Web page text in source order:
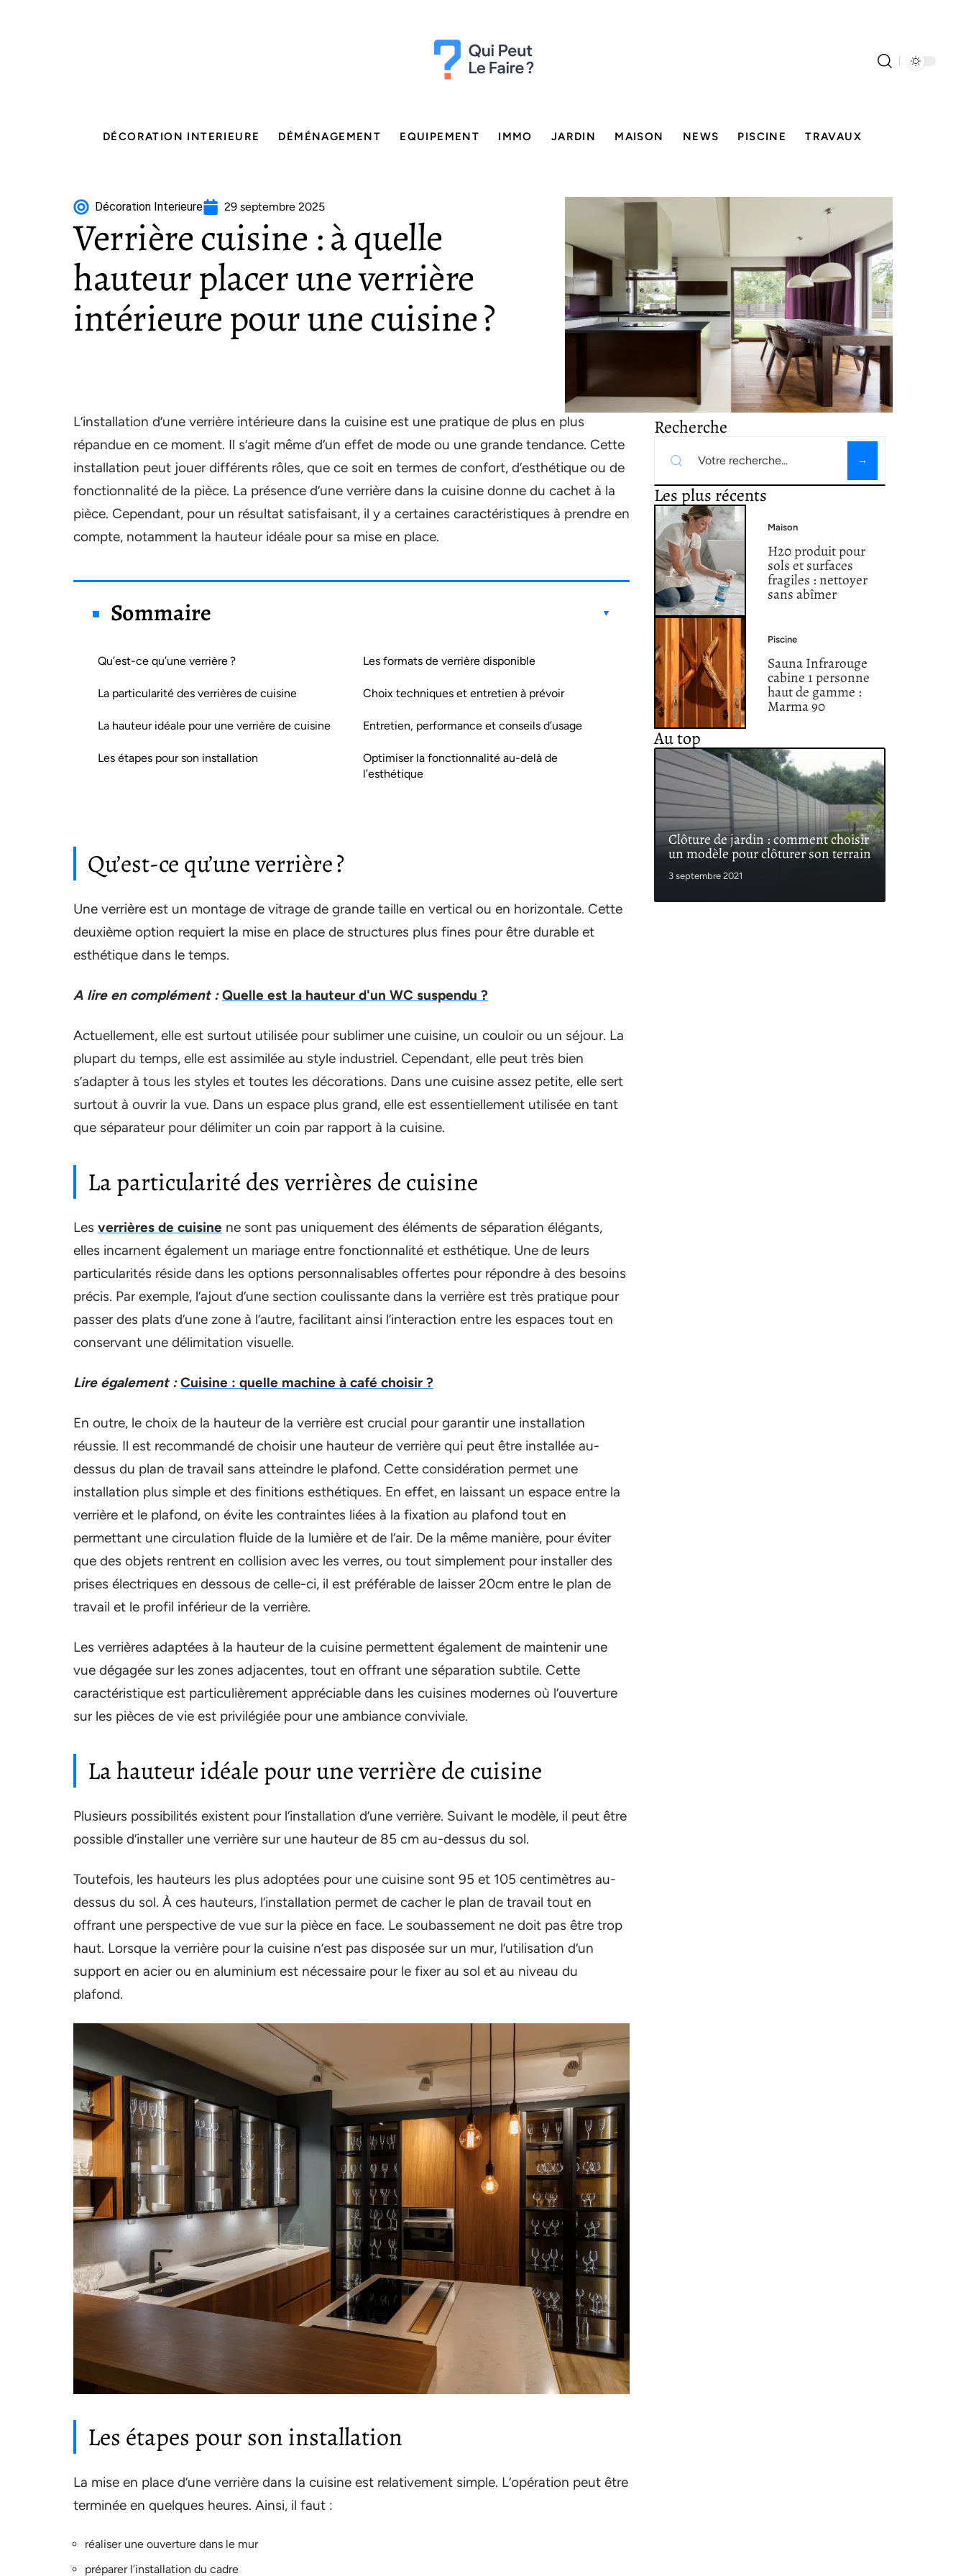
DÉCORATION INTERIEURE DÉMÉNAGEMENT EQUIPEMENT IMMO JARDIN MAISON NEWS PISCINE TRAVAUX
Décoration Interieure 29 septembre 2025
Verrière cuisine : à quelle
hauteur placer une verrière
intérieure pour une cuisine ?
L’installation d’une verrière intérieure dans la cuisine est une pratique de plus en plus
répandue en ce moment. Il s’agit même d’un effet de mode ou une grande tendance. Cette
installation peut jouer différents rôles, que ce soit en termes de confort, d’esthétique ou de
fonctionnalité de la pièce. La présence d’une verrière dans la cuisine donne du cachet à la
pièce. Cependant, pour un résultat satisfaisant, il y a certaines caractéristiques à prendre en
compte, notamment la hauteur idéale pour sa mise en place.
Sommaire
Qu’est-ce qu’une verrière ?
La particularité des verrières de cuisine
La hauteur idéale pour une verrière de cuisine
Les étapes pour son installation
Les formats de verrière disponible
Choix techniques et entretien à prévoir
Entretien, performance et conseils d’usage
Optimiser la fonctionnalité au-delà de
l’esthétique
Qu’est-ce qu’une verrière ?
Une verrière est un montage de vitrage de grande taille en vertical ou en horizontale. Cette
deuxième option requiert la mise en place de structures plus fines pour être durable et
esthétique dans le temps.
A lire en complément : Quelle est la hauteur d'un WC suspendu ?
Actuellement, elle est surtout utilisée pour sublimer une cuisine, un couloir ou un séjour. La
plupart du temps, elle est assimilée au style industriel. Cependant, elle peut très bien
s’adapter à tous les styles et toutes les décorations. Dans une cuisine assez petite, elle sert
surtout à ouvrir la vue. Dans un espace plus grand, elle est essentiellement utilisée en tant
que séparateur pour délimiter un coin par rapport à la cuisine.
La particularité des verrières de cuisine
Les verrières de cuisine ne sont pas uniquement des éléments de séparation élégants,
elles incarnent également un mariage entre fonctionnalité et esthétique. Une de leurs
particularités réside dans les options personnalisables offertes pour répondre à des besoins
précis. Par exemple, l’ajout d’une section coulissante dans la verrière est très pratique pour
passer des plats d’une zone à l’autre, facilitant ainsi l’interaction entre les espaces tout en
conservant une délimitation visuelle.
Lire également : Cuisine : quelle machine à café choisir ?
En outre, le choix de la hauteur de la verrière est crucial pour garantir une installation
réussie. Il est recommandé de choisir une hauteur de verrière qui peut être installée au-
dessus du plan de travail sans atteindre le plafond. Cette considération permet une
installation plus simple et des finitions esthétiques. En effet, en laissant un espace entre la
verrière et le plafond, on évite les contraintes liées à la fixation au plafond tout en
permettant une circulation fluide de la lumière et de l’air. De la même manière, pour éviter
que des objets rentrent en collision avec les verres, ou tout simplement pour installer des
prises électriques en dessous de celle-ci, il est préférable de laisser 20cm entre le plan de
travail et le profil inférieur de la verrière.
Les verrières adaptées à la hauteur de la cuisine permettent également de maintenir une
vue dégagée sur les zones adjacentes, tout en offrant une séparation subtile. Cette
caractéristique est particulièrement appréciable dans les cuisines modernes où l’ouverture
sur les pièces de vie est privilégiée pour une ambiance conviviale.
La hauteur idéale pour une verrière de cuisine
Plusieurs possibilités existent pour l’installation d’une verrière. Suivant le modèle, il peut être
possible d’installer une verrière sur une hauteur de 85 cm au-dessus du sol.
Toutefois, les hauteurs les plus adoptées pour une cuisine sont 95 et 105 centimètres au-
dessus du sol. À ces hauteurs, l’installation permet de cacher le plan de travail tout en
offrant une perspective de vue sur la pièce en face. Le soubassement ne doit pas être trop
haut. Lorsque la verrière pour la cuisine n’est pas disposée sur un mur, l’utilisation d’un
support en acier ou en aluminium est nécessaire pour le fixer au sol et au niveau du
plafond.
Les étapes pour son installation
La mise en place d’une verrière dans la cuisine est relativement simple. L’opération peut être
terminée en quelques heures. Ainsi, il faut :
réaliser une ouverture dans le mur
préparer l’installation du cadre
Recherche
Les plus récents
Maison
H20 produit pour
sols et surfaces
fragiles : nettoyer
sans abîmer
Piscine
Sauna Infrarouge
cabine 1 personne
haut de gamme :
Marma 90
Au top
Clôture de jardin : comment choisir
un modèle pour clôturer son terrain
3 septembre 2021